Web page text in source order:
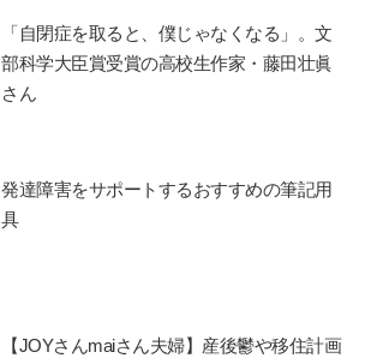
「自閉症を取ると、僕じゃなくなる」。文
部科学大臣賞受賞の高校生作家・藤田壮眞
さん
発達障害をサポートするおすすめの筆記用
具
【JOYさんmaiさん夫婦】産後鬱や移住計画